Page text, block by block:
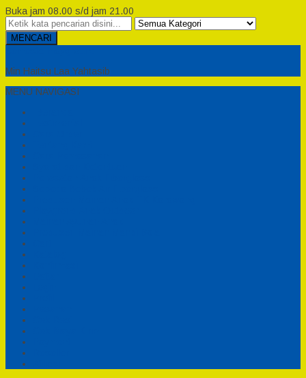
Buka jam 08.00 s/d jam 21.00
MENCARI
Min Haitsu Laa Yahtasib
MENU NAVIGASI